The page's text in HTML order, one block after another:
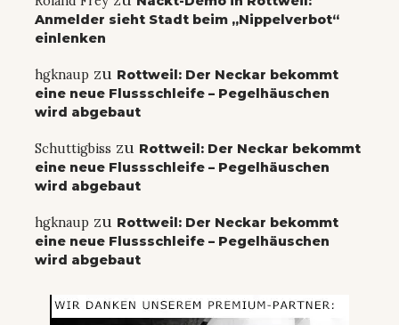
Anmelder sieht Stadt beim „Nippelverbot“
einlenken
hgknaup zu Rottweil: Der Neckar bekommt
eine neue Flussschleife – Pegelhäuschen
wird abgebaut
Schuttigbiss zu Rottweil: Der Neckar bekommt
eine neue Flussschleife – Pegelhäuschen
wird abgebaut
hgknaup zu Rottweil: Der Neckar bekommt
eine neue Flussschleife – Pegelhäuschen
wird abgebaut